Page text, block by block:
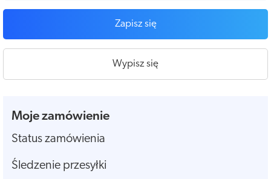
Zapisz się
Wypisz się
Moje zamówienie
Status zamówienia
Śledzenie przesyłki